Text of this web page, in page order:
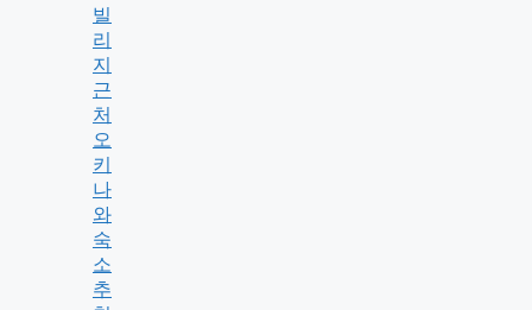
빌
리
지
근
처
오
키
나
와
숙
소
추